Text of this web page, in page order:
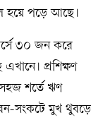
হয়ে পড়ে আছে।
৩০ জন করে
এখানে। প্রশিক্ষণ
শর্তে ঋণ
সংকটে মুখ থুবড়ে